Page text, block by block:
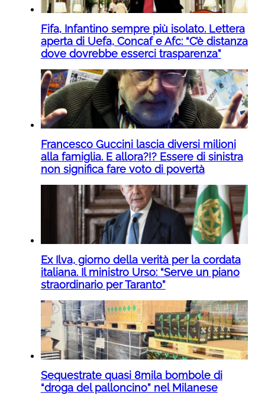
Fifa, Infantino sempre più isolato. Lettera
aperta di Uefa, Concaf e Afc: “C’è distanza
dove dovrebbe esserci trasparenza”
Francesco Guccini lascia diversi milioni
alla famiglia. E allora?!? Essere di sinistra
non significa fare voto di povertà
Ex Ilva, giorno della verità per la cordata
italiana. Il ministro Urso: “Serve un piano
straordinario per Taranto”
Sequestrate quasi 8mila bombole di
“droga del palloncino” nel Milanese